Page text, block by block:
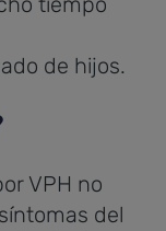
de hijos.
VPH no
del